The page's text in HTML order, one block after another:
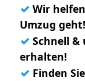
✓ Wir
Umzug geht!
✓ Schnell
erhalten!
✓ Finden